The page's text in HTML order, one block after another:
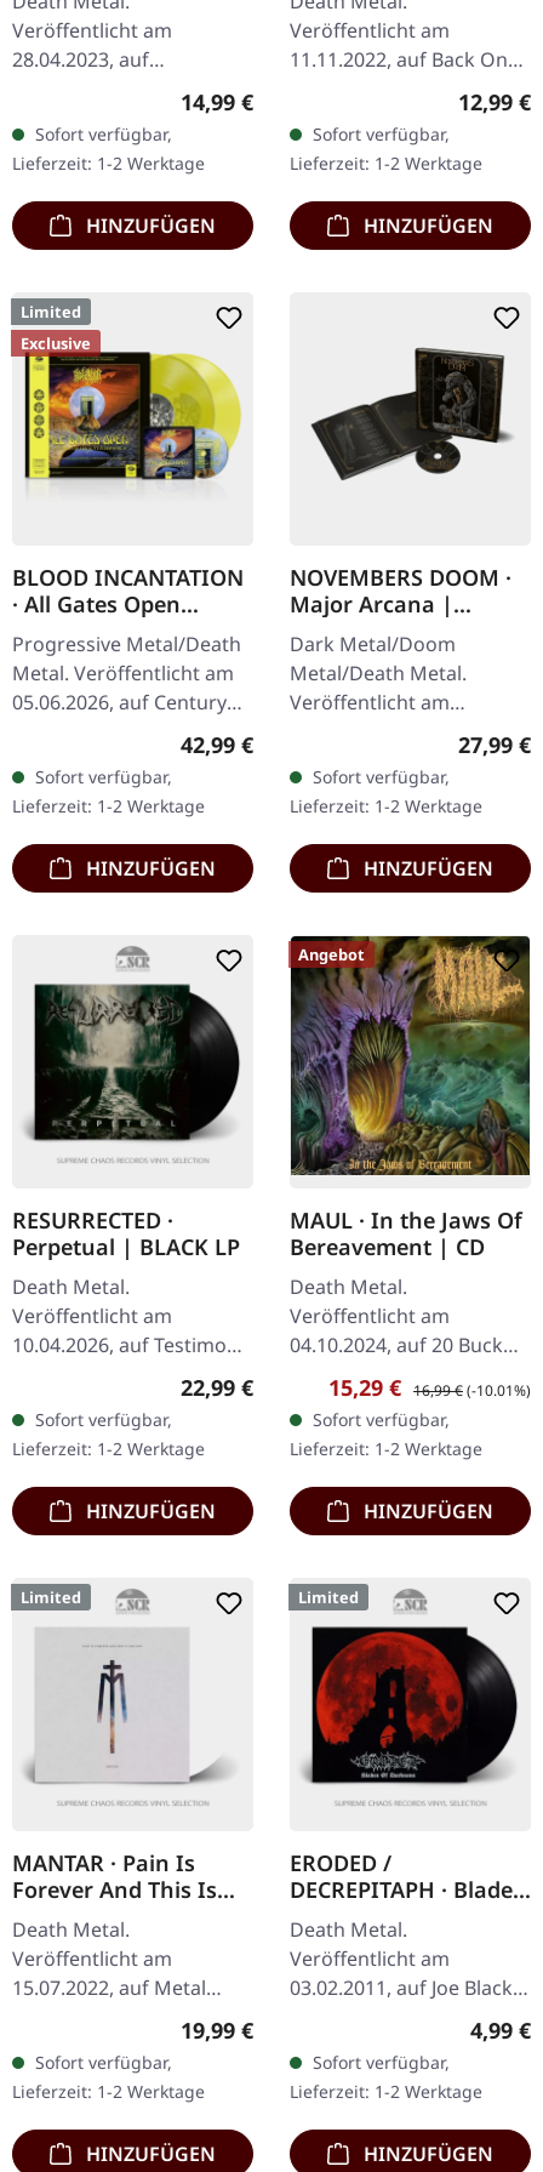
Veröffentlicht am
28.04.2023, auf
Dissonance Productions.
Doppel-CD. "The Burning -
Eternal Death" von The
Crown ist ein
eindrucksvolles…
Regulärer Preis:
14,99 €
Sofort verfügbar,
Lieferzeit: 1-2 Werktage
HINZUFÜGEN
Veröffentlicht am
11.11.2022, auf Back On
Black. Schwarze Musik-
Kassette. Als Cryptopsy
2008 "The Unspoken
King" veröffentlichten,…
12,99 €
Sofort verfügbar,
Lieferzeit: 1-2 Werktage
HINZUFÜGEN
Limited
Exclusive
BLOOD INCANTATION
· All Gates Open
(Original Motion
Picture Soundtrack) |
TRANSPARENT
YELLOW 2LP+BLURAY
Progressive Metal/Death
Metal. Veröffentlicht am
05.06.2026, auf Century
Transparentes gelbes
Doppel-Vinyl im Gatefold-
Cover mit…
Regulärer Preis:
42,99 €
Sofort verfügbar,
Lieferzeit: 1-2 Werktage
HINZUFÜGEN
NOVEMBERS DOOM ·
Major Arcana |
ARTBOOK CD
Dark Metal/Doom
Metal/Death Metal.
Veröffentlicht am
19.09.2025, auf Prophecy
Productions. CD im
Hardcover-Book (Format
18x18cm) mit 36 Seiten.…
27,99 €
Sofort verfügbar,
Lieferzeit: 1-2 Werktage
HINZUFÜGEN
RESURRECTED ·
Perpetual | BLACK LP
Death Metal.
Veröffentlicht am
10.04.2026, auf Testimony
Records. Schwarzes Vinyl
im Standard-Cover.
Enthält 2-seitiges Insert
und polyliniertes…
Regulärer Preis:
22,99 €
Sofort verfügbar,
Lieferzeit: 1-2 Werktage
HINZUFÜGEN
Angebot
MAUL · In the Jaws Of
Bereavement | CD
Death Metal.
Veröffentlicht am
04.10.2024, auf 20 Buck
Spin. CD im Jewelcase.
Maul kehren mit ihrem
vernichtenden zweiten
Werk "In the Jaws of…
Verkaufspreis:
15,29 € Regulärer Preis:
16,99 €(-10.01%)
Sofort verfügbar,
Lieferzeit: 1-2 Werktage
HINZUFÜGEN
Limited
MANTAR · Pain Is
Forever And This Is
The End | WHITE LP
Death Metal.
Veröffentlicht am
15.07.2022, auf Metal
Blade Records. Weißes
Vinyl im Gatefold-Cover
mit Insert, Download-
Code, limitiert auf 500…
Regulärer Preis:
19,99 €
Sofort verfügbar,
Lieferzeit: 1-2 Werktage
HINZUFÜGEN
Limited
ERODED /
DECREPITAPH · Blades
Of Darkness/Thrones
Of The Diabolical Ones
| SPLIT 7" EP - BLACK
EP
Death Metal.
Veröffentlicht am
03.02.2011, auf Joe Black
Records. Decrepitaph
Throne Of The Diabolical
Ones Eroded Blades Of
Darkness Limited
Edition…
4,99 €
Sofort verfügbar,
Lieferzeit: 1-2 Werktage
HINZUFÜGEN